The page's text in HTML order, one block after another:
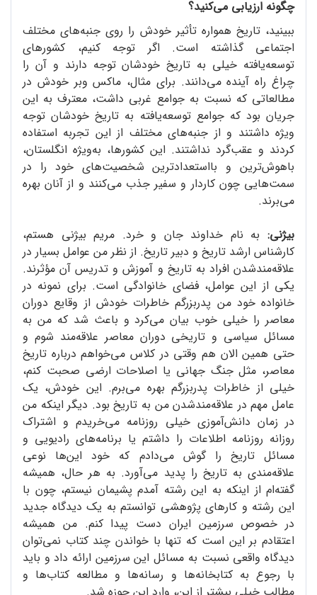
چگونه ارزیابی می‌کنید؟
ببینید، تاریخ همواره تأثیر خودش را روی جنبه‌های مختلف
اجتماعی گذاشته است. اگر توجه کنیم، کشورهای
توسعه‌یافته خیلی به تاریخ خودشان توجه دارند و آن را
چراغ راه آینده می‌دانند. برای مثال، ماکس وبر خودش در
مطالعاتی که نسبت به جوامع غربی داشت، معترف به این
جریان بود که جوامع توسعه‌یافته به تاریخ خودشان توجه
ویژه داشتند و از جنبه‌های مختلف از این تجربه استفاده
کردند و عقب‌گرد نداشتند. این کشورها، به‌ویژه انگلستان،
باهوش‌ترین و بااستعدادترین شخصیت‌های خود را در
سمت‌هایی چون کاردار و سفیر جذب می‌کنند و از آنان بهره
می‌برند.
بیژنی: به نام خداوند جان و خرد. مریم بیژنی هستم،
کارشناس ارشد تاریخ و دبیر تاریخ. از نظر من عوامل بسیار در
علاقه‌مندشدن افراد به تاریخ و آموزش و تدریس آن مؤثرند.
یکی از این عوامل، فضای خانوادگی است. برای نمونه در
خانواده خود من پدربزرگم خاطرات خودش از وقایع دوران
معاصر را خیلی خوب بیان می‌کرد و باعث شد که من به
مسائل سیاسی و تاریخی دوران معاصر علاقه‌مند شوم و
حتی همین الان هم وقتی در کلاس می‌خواهم درباره تاریخ
معاصر، مثل جنگ جهانی یا اصلاحات ارضی صحبت کنم،
خیلی از خاطرات پدربزرگم بهره می‌برم. این خودش، یک
عامل مهم در علاقه‌مندشدن من به تاریخ بود. دیگر اینکه من
در زمان دانش‌آموزی خیلی روزنامه می‌خریدم و اشتراک
روزانه روزنامه اطلاعات را داشتم یا برنامه‌های رادیویی و
مسائل تاریخ را گوش می‌دادم که خود این‌ها نوعی
علاقه‌مندی به تاریخ را پدید می‌آورد. به هر حال، همیشه
گفته‌ام از اینکه به این رشته آمدم پشیمان نیستم، چون با
این رشته و کارهای پژوهشی توانستم به یک دیدگاه جدید
در خصوص سرزمین ایران دست پیدا کنم. من همیشه
اعتقادم بر این است که تنها با خواندن چند کتاب نمی‌توان
دیدگاه واقعی نسبت به مسائل این سرزمین ارائه داد و باید
با رجوع به کتابخانه‌ها و رسانه‌ها و مطالعه کتاب‌ها و